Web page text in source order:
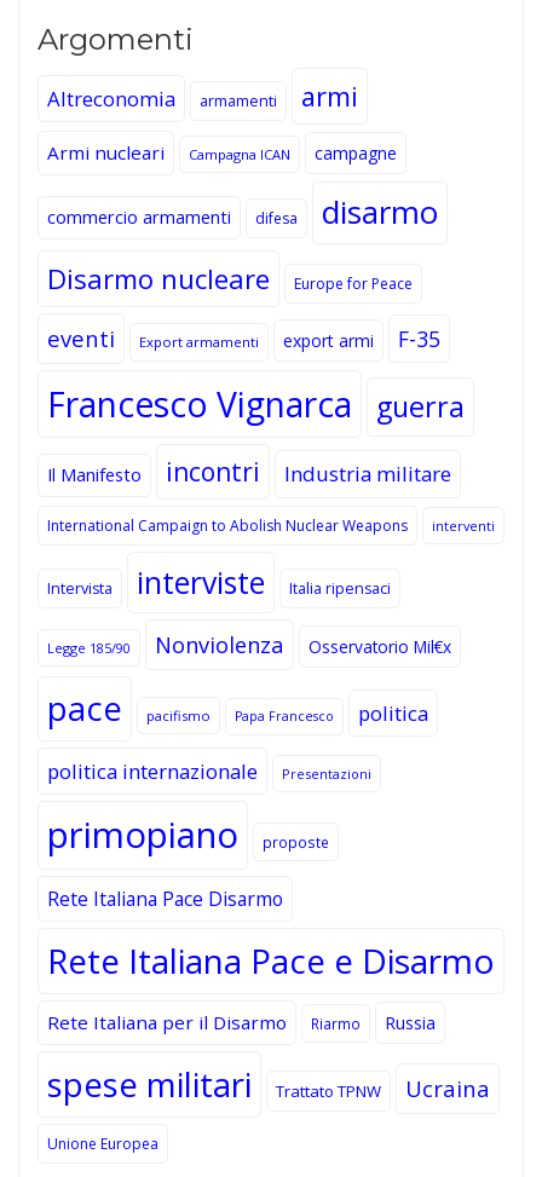
Argomenti
Altreconomia armamenti armi
Armi nucleari Campagna ICAN campagne
commercio armamenti difesa disarmo
Disarmo nucleare Europe for Peace
eventi Export armamenti export armi F-35
Francesco Vignarca guerra
Il Manifesto incontri Industria militare
International Campaign to Abolish Nuclear Weapons interventi
Intervista interviste Italia ripensaci
Legge 185/90 Nonviolenza Osservatorio Mil€x
pace pacifismo Papa Francesco politica
politica internazionale Presentazioni
primopiano proposte
Rete Italiana Pace Disarmo
Rete Italiana Pace e Disarmo
Rete Italiana per il Disarmo Riarmo Russia
spese militari Trattato TPNW Ucraina
Unione Europea